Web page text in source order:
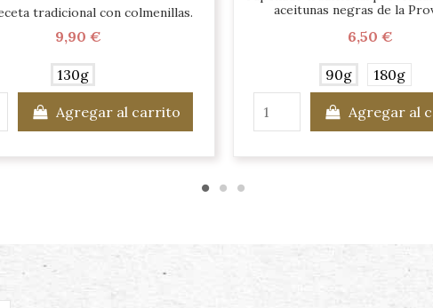
tradicional con colmenillas.
9,90 €
130g
Agregar al carrito
aceitunas negras de la
6,50 €
90g 180g
Agregar al